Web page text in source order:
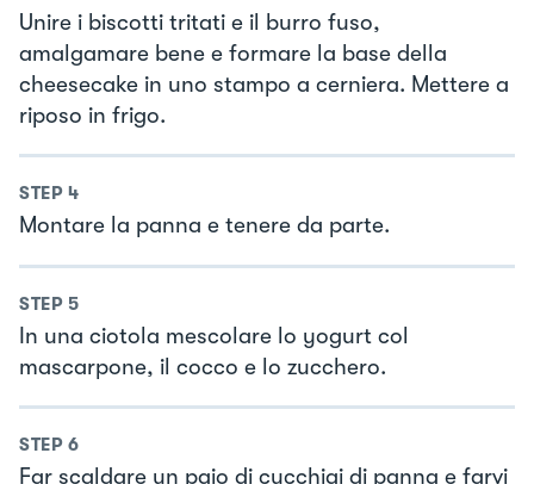
Unire i biscotti tritati e il burro fuso,
amalgamare bene e formare la base della
cheesecake in uno stampo a cerniera. Mettere a
riposo in frigo.
STEP 4
Montare la panna e tenere da parte.
STEP 5
In una ciotola mescolare lo yogurt col
mascarpone, il cocco e lo zucchero.
STEP 6
Far scaldare un paio di cucchiai di panna e farvi